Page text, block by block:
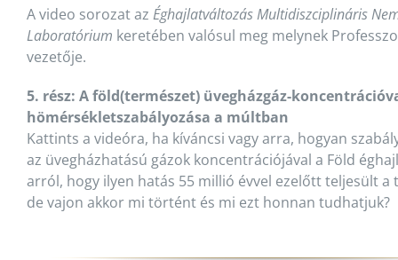
A video sorozat az Éghajlatváltozás Multidiszciplináris
Laboratórium keretében valósul meg melynek
vezetője.
5. rész: A föld(természet) üvegházgáz-
hömérsékletszabályozása a múltban
Kattints a videóra, ha kíváncsi vagy arra, hogyan
az üvegházhatású gázok koncentrációjával a Föld
arról, hogy ilyen hatás 55 millió évvel ezelőtt teljesült a
de vajon akkor mi történt és mi ezt honnan tudhatjuk?